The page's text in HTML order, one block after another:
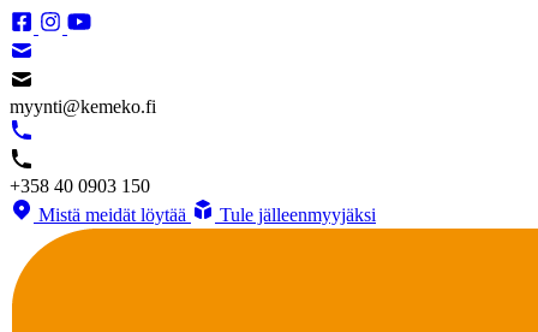
myynti@kemeko.fi
+358 40 0903 150
Mistä meidät löytää
Tule jälleenmyyjäksi